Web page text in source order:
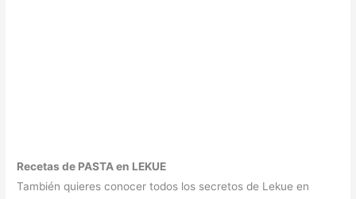
Recetas de PASTA en LEKUE
También quieres conocer todos los secretos de Lekue en